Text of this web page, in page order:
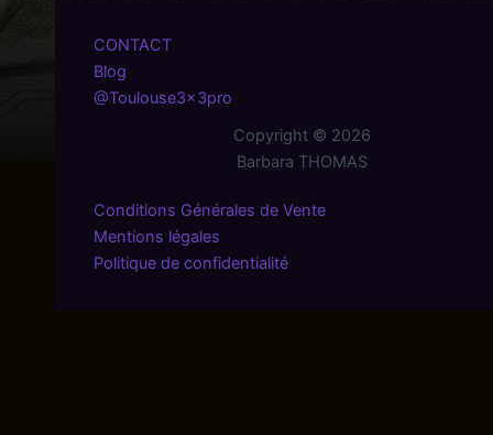
CONTACT
Blog
@Toulouse3x3pro
Copyright © 2026
Barbara THOMAS
Conditions Générales de Vente
Mentions légales
Politique de confidentialité